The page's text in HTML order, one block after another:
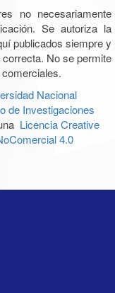
no necesariamente
Se autoriza la
publicados siempre y
No se permite
Nacional
de Investigaciones
Licencia Creative
4.0